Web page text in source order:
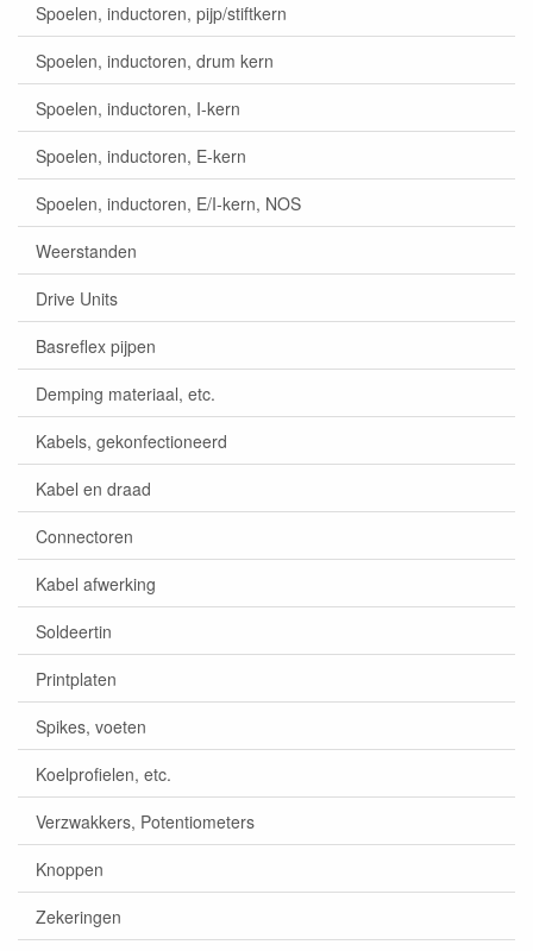
Spoelen, inductoren, pijp/stiftkern
Spoelen, inductoren, drum kern
Spoelen, inductoren, I-kern
Spoelen, inductoren, E-kern
Spoelen, inductoren, E/I-kern, NOS
Weerstanden
Drive Units
Basreflex pijpen
Demping materiaal, etc.
Kabels, gekonfectioneerd
Kabel en draad
Connectoren
Kabel afwerking
Soldeertin
Printplaten
Spikes, voeten
Koelprofielen, etc.
Verzwakkers, Potentiometers
Knoppen
Zekeringen